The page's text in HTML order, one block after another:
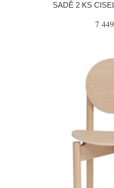
SADĚ 2 KS
7